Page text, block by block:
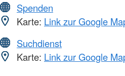
Spenden
Karte: Link zur Google
Suchdienst
Karte: Link zur Google